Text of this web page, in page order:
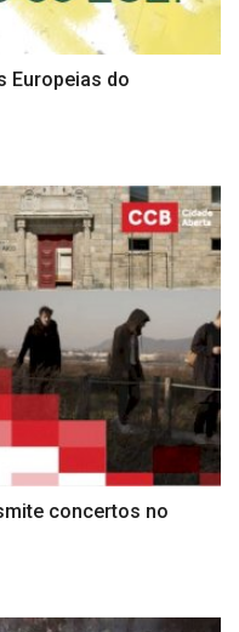
Europeias do
concertos no